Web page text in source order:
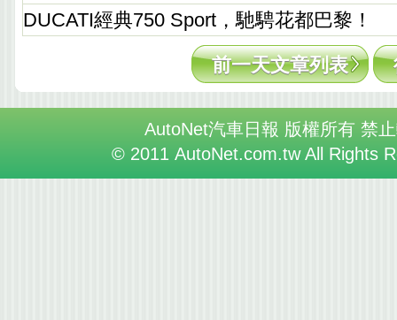
DUCATI經典750 Sport，馳騁花都巴黎！
前一天文章列表
AutoNet汽車日報 版權所有 禁
© 2011 AutoNet.com.tw All Rights